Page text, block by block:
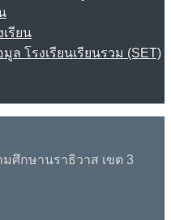
รียน
ล โรงเรียนเรียนรวม (SET)
ศึกษานราธิวาส เขต 3